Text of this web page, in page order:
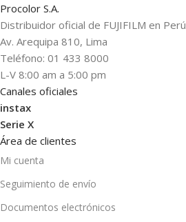
Procolor S.A.
Distribuidor oficial de FUJIFILM en Perú
Av. Arequipa 810, Lima
Teléfono: 01 433 8000
L-V 8:00 am a 5:00 pm
Canales oficiales
instax
Serie X
Área de clientes
Mi cuenta
Seguimiento de envío
Documentos electrónicos